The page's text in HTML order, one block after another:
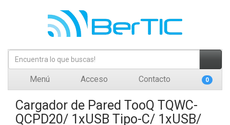
Menú Acceso Contacto 0
Cargador de Pared TooQ TQWC-
QCPD20/ 1xUSB Tipo-C/ 1xUSB/